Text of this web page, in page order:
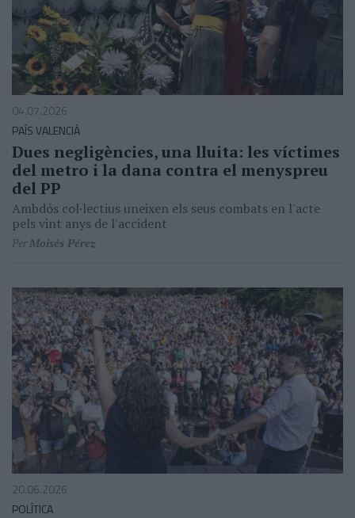
04.07.2026
PAÍS VALENCIÀ
Dues negligències, una lluita: les víctimes
del metro i la dana contra el menyspreu
del PP
Ambdós col·lectius uneixen els seus combats en l'acte
pels vint anys de l'accident
PerMoisés Pérez
20.06.2026
POLÍTICA